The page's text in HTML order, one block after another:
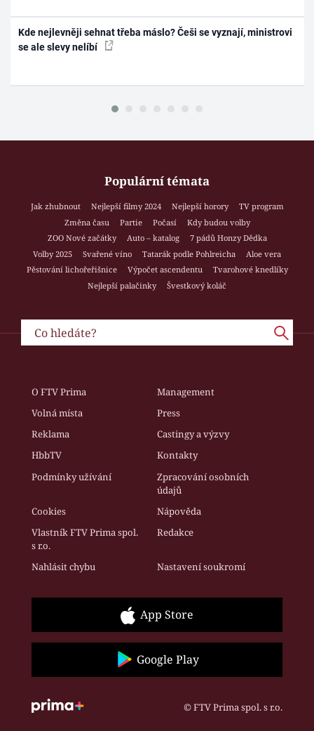
Kde nejlevněji sehnat třeba máslo? Češi se vyznají, ministrovi
se ale slevy nelíbí
Populární témata
Jak zhubnout Nejlepší filmy 2024 Nejlepší horory
TV program
Změna času
Partie Počasí
Kdy budou volby
ZOO Nové začátky
Auto – katalog
7 pádů Honzy Dědka
Volby 2025
Svařené víno Tatarák podle Pohlreicha
Aloe vera
Pěstování lichořeřišnice
Výpočet ascendentu
Tvarohové knedlíky
Nejlepší palačinky
Švestkový koláč
O FTV Prima
Management
Volná místa
Press
Reklama
Castingy a výzvy
HbbTV
Kontakty
Podmínky užívání
Zpracování osobních
údajů
Cookies
Nápověda
Vlastník FTV Prima spol.
s r.o.
Redakce
Nahlásit chybu Nastavení soukromí
App Store
Google Play
© FTV Prima spol. s r.o.